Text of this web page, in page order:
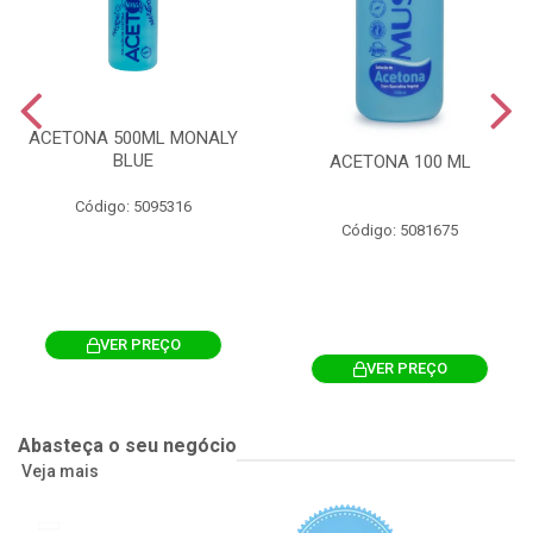
ACETONA 500ML MONALY
BLUE
Código: 5095316
VER PREÇO
ACETONA 100 ML
Código: 5081675
VER PREÇO
Abasteça o seu negócio
Veja mais